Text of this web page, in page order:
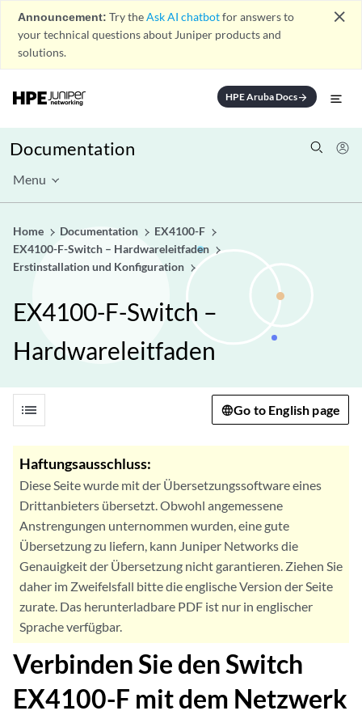
Announcement: Try theAsk AI chatbotfor answers to
your technical questions about Juniper products and
solutions.
close
HPE Aruba Docsarrow_forward
Documentation
Menu
Home Documentation
EX4100-F
EX4100-F-Switch – Hardwareleitfaden
Erstinstallation und Konfiguration
EX4100-F-Switch –
Hardwareleitfaden
list Go to English page
Haftungsausschluss:
Diese Seite wurde mit der Übersetzungssoftware eines
Drittanbieters übersetzt. Obwohl angemessene
Anstrengungen unternommen wurden, eine gute
Übersetzung zu liefern, kann Juniper Networks die
Genauigkeit der Übersetzung nicht garantieren. Ziehen Sie
daher im Zweifelsfall bitte die englische Version der Seite
zurate. Das herunterladbare PDF ist nur in englischer
Sprache verfügbar.
Verbinden Sie den Switch
EX4100-F mit dem Netzwerk